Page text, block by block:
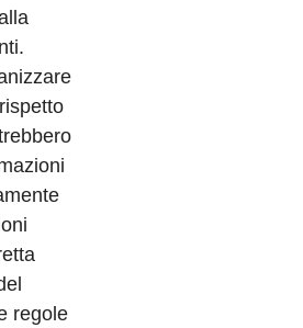
regole